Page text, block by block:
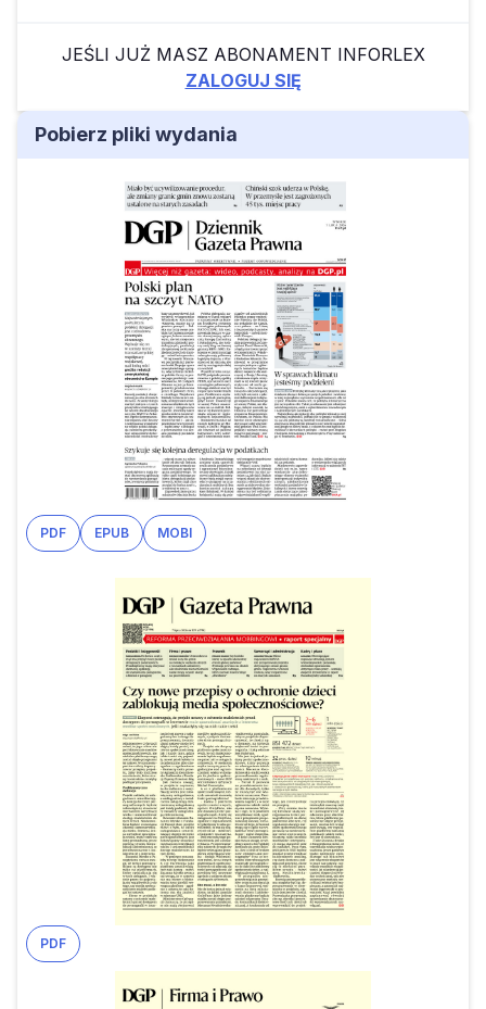
JEŚLI JUŻ MASZ ABONAMENT INFORLEX
ZALOGUJ SIĘ
Pobierz pliki wydania
PDF EPUB MOBI
PDF